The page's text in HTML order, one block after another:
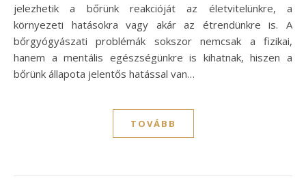
jelezhetik a bőrünk reakcióját az életvitelünkre, a
környezeti hatásokra vagy akár az étrendünkre is. A
bőrgyógyászati problémák sokszor nemcsak a fizikai,
hanem a mentális egészségünkre is kihatnak, hiszen a
bőrünk állapota jelentős hatással van…
TOVÁBB